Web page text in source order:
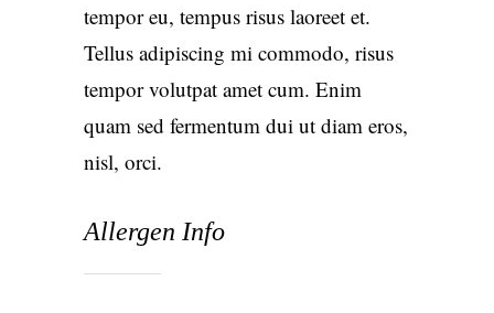
tempor eu, tempus risus laoreet et.
Tellus adipiscing mi commodo, risus
tempor volutpat amet cum. Enim
quam sed fermentum dui ut diam eros,
nisl, orci.
Allergen Info